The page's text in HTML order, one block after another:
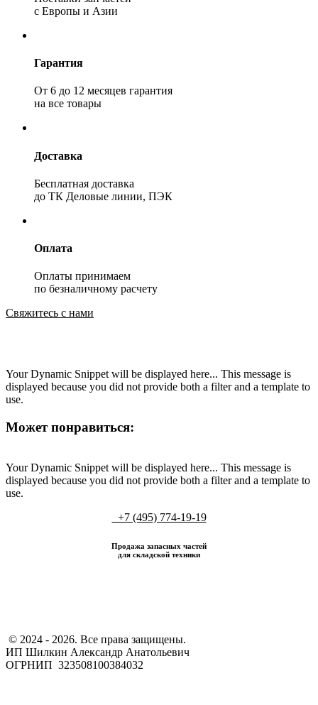
с Европы и Азии
Гарантия
От 6 до 12 месяцев гарантия
на все товары
Доставка
Бесплатная доставка
до ТК Деловые линии, ПЭК
Оплата
Оплаты принимаем
по безналичному расчету
Свяжитесь с нами
Your Dynamic Snippet will be displayed here... This message is
displayed because you did not provide both a filter and a template to
use.
Может понравиться:
Your Dynamic Snippet will be displayed here... This message is
displayed because you did not provide both a filter and a template to
use.
+7 (495) 774-19-19
Продажа запасных частей
для складской техники
​ © 2024 - 2026. Все права защищены.
ИП Шилкин Александр Анатольевич
ОГРНИП 323508100384032